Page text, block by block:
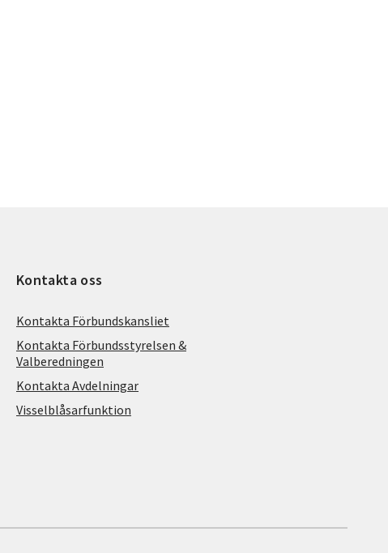
Kontakta oss
Kontakta Förbundskansliet
Kontakta Förbundsstyrelsen &
Valberedningen
Kontakta Avdelningar
Visselblåsarfunktion